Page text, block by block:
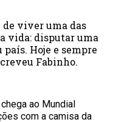
de viver uma das
vida: disputar uma
país. Hoje e sempre
Fabinho.
ao Mundial
com a camisa da